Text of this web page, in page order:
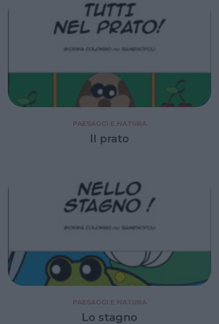
PAESAGGI E NATURA
Il prato
PAESAGGI E NATURA
Lo stagno